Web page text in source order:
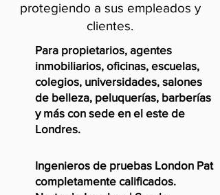
protegiendo a sus empleados y
clientes.
Para propietarios, agentes
inmobiliarios, oficinas, escuelas,
colegios, universidades, salones
de belleza, peluquerías, barberías
y más con sede en el este de
Londres.
Ingenieros de pruebas London Pat
completamente calificados.